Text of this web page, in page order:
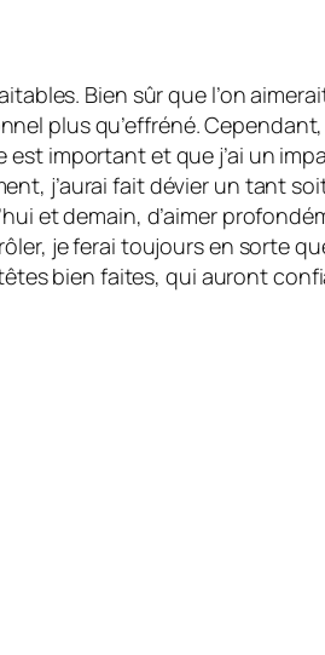
Bien sûr que l’on
plus qu’effréné.
important et que j’ai un
j’aurai fait dévier un tant
et demain, d’aimer
je ferai toujours en sorte
bien faites, qui auront